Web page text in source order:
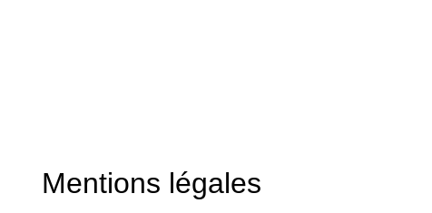
Mentions légales